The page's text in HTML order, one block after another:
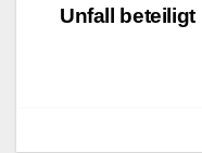
Unfall beteiligt